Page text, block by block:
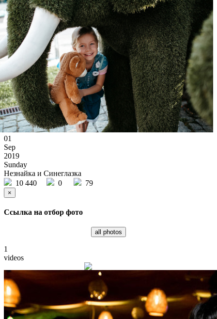
01
Sep
2019
Sunday
Незнайка и Синеглазка
10 440
0 79
×
Ссылка на отбор фото
all photos
1
videos